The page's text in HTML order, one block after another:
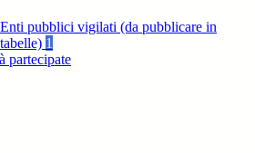
Enti pubblici vigilati (da pubblicare in
tabelle) 1
partecipate